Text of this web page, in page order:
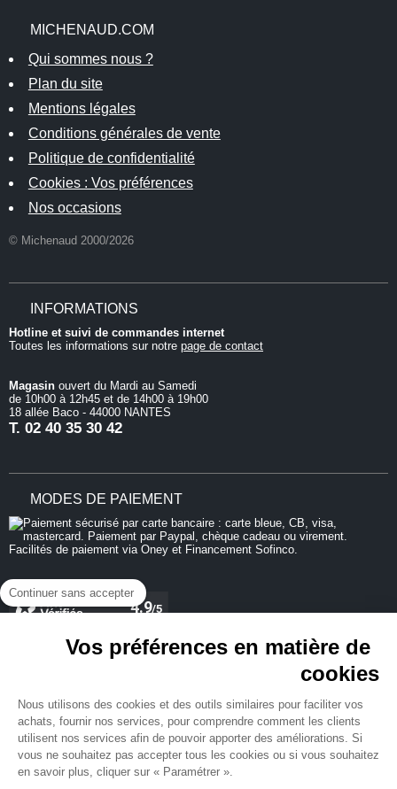
Continuer sans accepter
Vos préférences en matière de
cookies
Nous utilisons des cookies et des outils similaires pour faciliter vos
achats, fournir nos services, pour comprendre comment les clients
utilisent nos services afin de pouvoir apporter des améliorations. Si
vous ne souhaitez pas accepter tous les cookies ou si vous souhaitez
en savoir plus, cliquer sur « Paramétrer ».
MICHENAUD.COM
Qui sommes nous ?
Plan du site
Mentions légales
Conditions générales de vente
Politique de confidentialité
Cookies : Vos préférences
Nos occasions
© Michenaud 2000/2026
INFORMATIONS
Hotline et suivi de commandes internet
Toutes les informations sur notre page de contact
Magasin ouvert du Mardi au Samedi
de 10h00 à 12h45 et de 14h00 à 19h00
18 allée Baco - 44000 NANTES
T. 02 40 35 30 42
MODES DE PAIEMENT
NEWSLETTER